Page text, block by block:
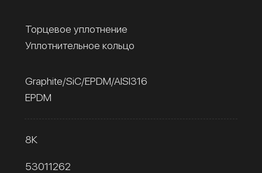
Торцевое уплотнение
Уплотнительное кольцо
Graphite/SiC/EPDM/AISI316
EPDM
8К
53011262